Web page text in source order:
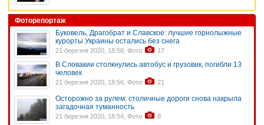
Фоторепортаж
Буковель, Драгобрат и Славское: лучшие горнолыжные
курорты Украины остались без снега
21 березня 2020, 18:58, Фото 17
В Словакии столкнулись автобус и грузовик, погибли 13
человек
21 березня 2020, 18:56, Фото 21
Осторожно за рулем: столичные дороги снова накрыла
загадочная туманность
21 березня 2020, 18:54, Фото 8